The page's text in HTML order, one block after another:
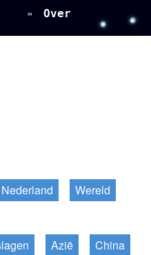
Over
Nederland Wereld
Azië China